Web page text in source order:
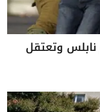
نابلس وتعتقل